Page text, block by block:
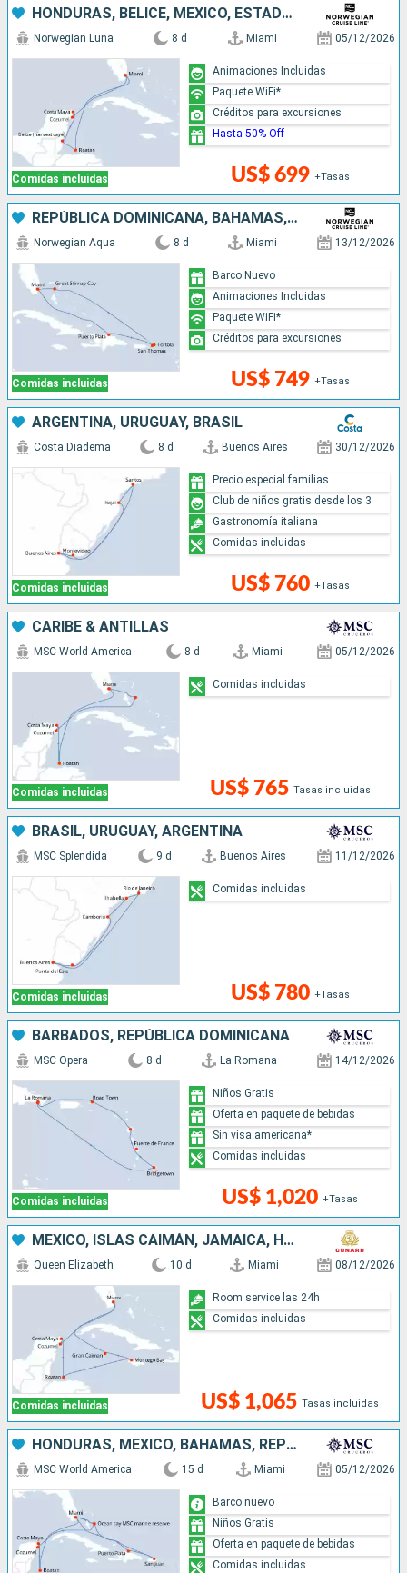
HONDURAS, BELICE, MÉXICO, ESTADOS UNIDOS
Comidas incluidas
Norwegian Luna 8 d Miami 05/12/2026
US$ 699 +Tasas
Animaciones Incluidas
Paquete WiFi*
Créditos para excursiones
Hasta 50% Off
REPÚBLICA DOMINICANA, BAHAMAS, ESTADOS UNIDOS
Comidas incluidas
Norwegian Aqua 8 d Miami 13/12/2026
US$ 749 +Tasas
Barco Nuevo
Animaciones Incluidas
Paquete WiFi*
Créditos para excursiones
ARGENTINA, URUGUAY, BRASIL
Comidas incluidas
Costa Diadema 8 d Buenos Aires 30/12/2026
US$ 760 +Tasas
Precio especial familias
Club de niños gratis desde los 3
Gastronomía italiana
Comidas incluidas
CARIBE & ANTILLAS
Comidas incluidas
MSC World America 8 d Miami 05/12/2026
US$ 765 Tasas incluidas
Comidas incluidas
BRASIL, URUGUAY, ARGENTINA
Comidas incluidas
MSC Splendida 9 d Buenos Aires 11/12/2026
US$ 780 +Tasas
Comidas incluidas
BARBADOS, REPÚBLICA DOMINICANA
Comidas incluidas
MSC Opera 8 d La Romana 14/12/2026
US$ 1,020 +Tasas
Niños Gratis
Oferta en paquete de bebidas
Sin visa americana*
Comidas incluidas
MÉXICO, ISLAS CAIMÁN, JAMAICA, HONDURAS, ESTADOS UNIDOS
Comidas incluidas
Queen Elizabeth 10 d Miami 08/12/2026
US$ 1,065 Tasas incluidas
Room service las 24h
Comidas incluidas
HONDURAS, MÉXICO, BAHAMAS, REPÚBLICA DOMINICANA, PUERTO RICO, ESTADOS UNIDOS
MSC World America 15 d Miami 05/12/2026
Barco nuevo
Niños Gratis
Oferta en paquete de bebidas
Comidas incluidas